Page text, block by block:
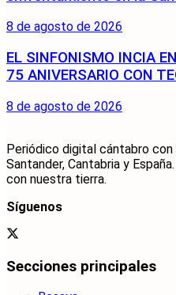
8 de agosto de 2026
EL SINFONISMO INCIA
75 ANIVERSARIO CON
8 de agosto de 2026
Periódico digital cántabro
Santander, Cantabria y
con nuestra tierra.
Síguenos
Secciones principales